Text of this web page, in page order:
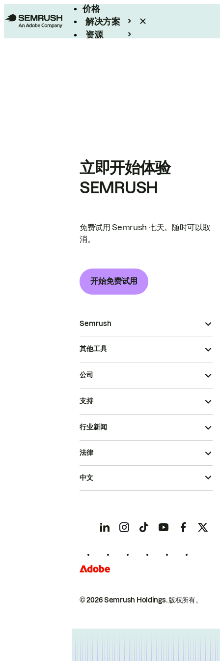
价格
解决方案
资源
立即开始体验
SEMRUSH
免费试用 Semrush 七天。随时可以取
消。
开始免费试用
Semrush
其他工具
公司
支持
行业新闻
© 2026 Semrush Holdings.版权所有。
法律
中文